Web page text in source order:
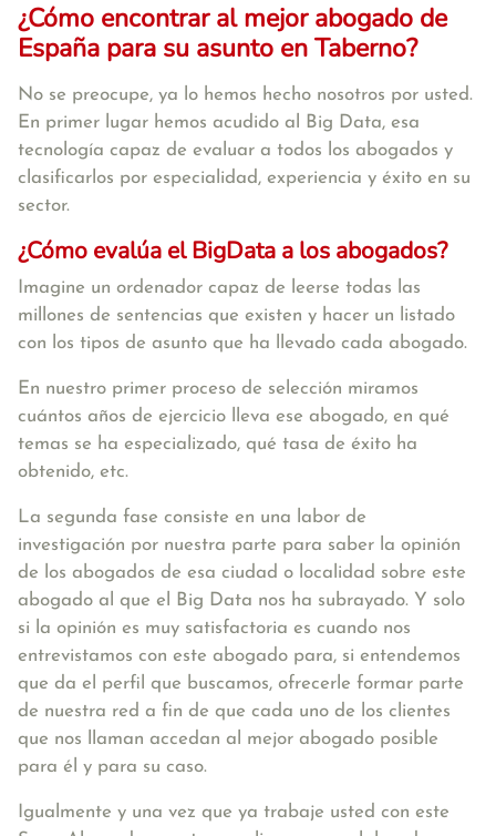
¿Cómo encontrar al mejor abogado de
España para su asunto en Taberno?
No se preocupe, ya lo hemos hecho nosotros por usted.
En primer lugar hemos acudido al Big Data, esa
tecnología capaz de evaluar a todos los abogados y
clasificarlos por especialidad, experiencia y éxito en su
sector.
¿Cómo evalúa el BigData a los abogados?
Imagine un ordenador capaz de leerse todas las
millones de sentencias que existen y hacer un listado
con los tipos de asunto que ha llevado cada abogado.
En nuestro primer proceso de selección miramos
cuántos años de ejercicio lleva ese abogado, en qué
temas se ha especializado, qué tasa de éxito ha
obtenido, etc.
La segunda fase consiste en una labor de
investigación por nuestra parte para saber la opinión
de los abogados de esa ciudad o localidad sobre este
abogado al que el Big Data nos ha subrayado. Y solo
si la opinión es muy satisfactoria es cuando nos
entrevistamos con este abogado para, si entendemos
que da el perfil que buscamos, ofrecerle formar parte
de nuestra red a fin de que cada uno de los clientes
que nos llaman accedan al mejor abogado posible
para él y para su caso.
Igualmente y una vez que ya trabaje usted con este